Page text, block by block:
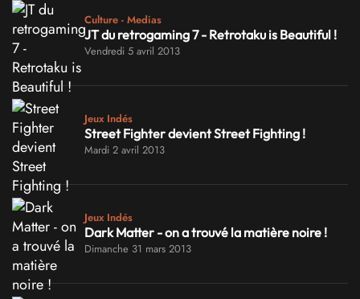
Culture - Medias
JT du retrogaming 7 - Retrotaku is Beautiful !
Vendredi 5 avril 2013
Jeux Indés
Street Fighter devient Street Fighting !
Mardi 2 avril 2013
Jeux Indés
Dark Matter - on a trouvé la matière noire !
Dimanche 31 mars 2013